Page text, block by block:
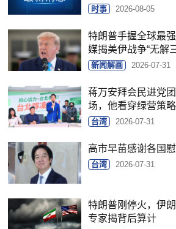
时事 2026-08-05
特朗普手握全球最
媒揭美伊战争“无解
新闻解画 2026-07-31
蒋万安拜会民进党
场，他看穿绿营策略
台湾 2026-07-31
高市早苗感谢各国
台湾 2026-07-31
特朗普刚停火，伊
专家揭背后算计